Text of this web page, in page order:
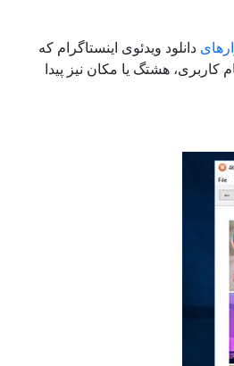
دانلود ویدئوی اینستاگرام که
هشتگ یا مکان نیز پیدا